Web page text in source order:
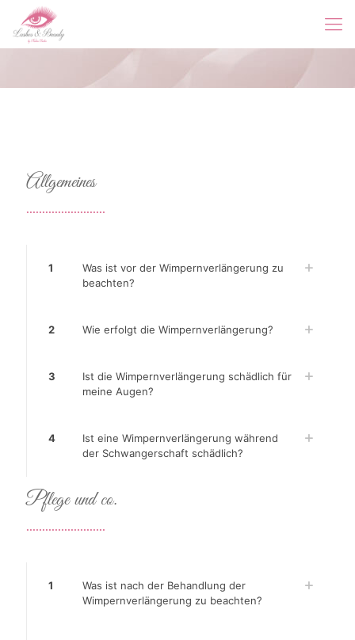
Allgemeines
.........................
1
Was ist vor der Wimpernverlängerung zu
beachten?
2 Wie erfolgt die Wimpernverlängerung?
3
Ist die Wimpernverlängerung schädlich für
meine Augen?
4
Ist eine Wimpernverlängerung während
der Schwangerschaft schädlich?
Pflege und co.
.........................
1
Was ist nach der Behandlung der
Wimpernverlängerung zu beachten?